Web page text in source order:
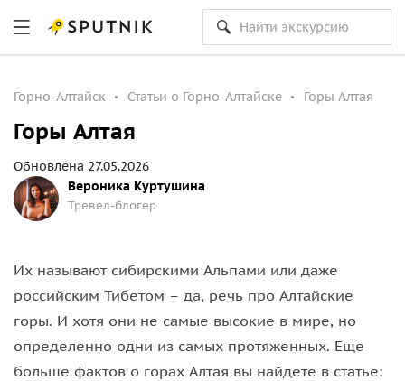
Горно-Алтайск Статьи о Горно-Алтайске Горы Алтая
Горы Алтая
Вероника Куртушина
Тревел-блогер
Обновлена 27.05.2026
Их называют сибирскими Альпами или даже
российским Тибетом – да, речь про Алтайские
горы. И хотя они не самые высокие в мире, но
определенно одни из самых протяженных. Еще
больше фактов о горах Алтая вы найдете в статье: